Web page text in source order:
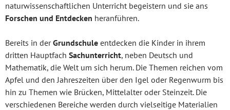
naturwissenschaftlichen Unterricht begeistern und sie ans
Forschen und Entdecken heranführen.
Bereits in derGrundschule entdecken die Kinder in ihrem
dritten Hauptfach Sachunterricht, neben Deutsch und
Mathematik, die Welt um sich herum. Die Themen reichen vom
Apfel und den Jahreszeiten über den Igel oder Regenwurm bis
hin zu Themen wie Brücken, Mittelalter oder Steinzeit. Die
verschiedenen Bereiche werden durch vielseitige Materialien